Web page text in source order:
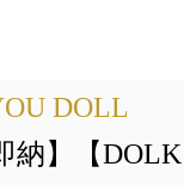
DOLL
納】【